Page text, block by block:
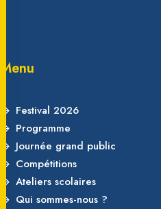
Menu
Festival 2026
Programme
Journée grand public
Compétitions
Ateliers scolaires
Qui sommes-nous ?